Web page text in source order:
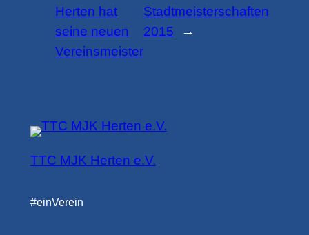
Herten hat
seine neuen
Vereinsmeister
Stadtmeisterschaften
2015
→
TTC MJK Herten e.V.
#einVerein